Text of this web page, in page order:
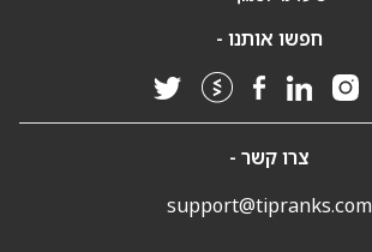
חפשו אותנו -
צרו קשר -
support@tipranks.com